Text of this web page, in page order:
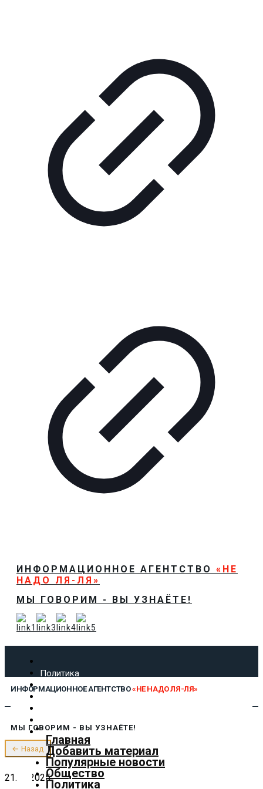
ИНФОРМАЦИОННОЕ АГЕНТСТВО «НЕ
НАДО ЛЯ-ЛЯ»
МЫ ГОВОРИМ - ВЫ УЗНАЁТЕ!
Политика
Экономика
Культура
Предложить новость
О нас
ИНФОРМАЦИОННОЕ АГЕНТСТВО«НЕ НАДО ЛЯ-ЛЯ»
Главная
Добавить материал
Популярные новости
Общество
Политика
МЫ ГОВОРИМ - ВЫ УЗНАЁТЕ!
← Назад
21.08.2025